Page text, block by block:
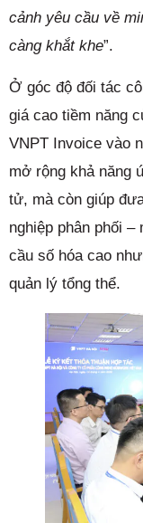
cảnh yêu cầu về
càng khắt khe”.
Ở góc độ đối tác
giá cao tiềm năng
VNPT Invoice vào
mở rộng khả năng
tử, mà còn giúp
nghiệp phân phối –
cầu số hóa cao
quản lý tổng thể.